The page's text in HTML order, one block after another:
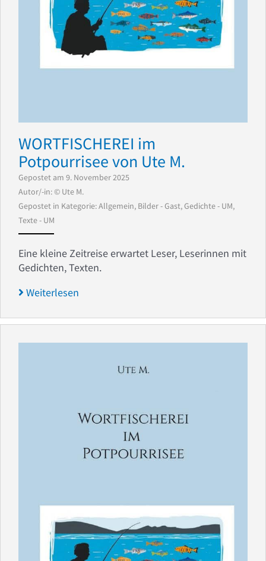
WORTFISCHEREI im
Potpourrisee von Ute M.
Gepostet am 9. November 2025
Autor/-in: © Ute M.
Gepostet in Kategorie:Allgemein, Bilder - Gast,Gedichte - UM,
Texte - UM
Eine kleine Zeitreise erwartet Leser, Leserinnen mit
Gedichten, Texten.
Weiterlesen